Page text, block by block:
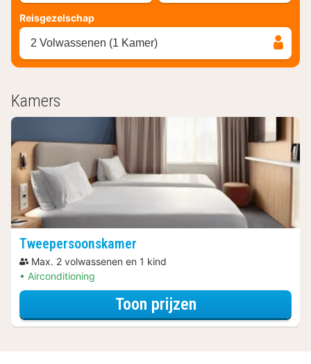
Reisgezelschap
2 Volwassenen (1 Kamer)
Kamers
Tweepersoonskamer
Max. 2 volwassenen en 1 kind
Airconditioning
Toon prijzenvoor Late